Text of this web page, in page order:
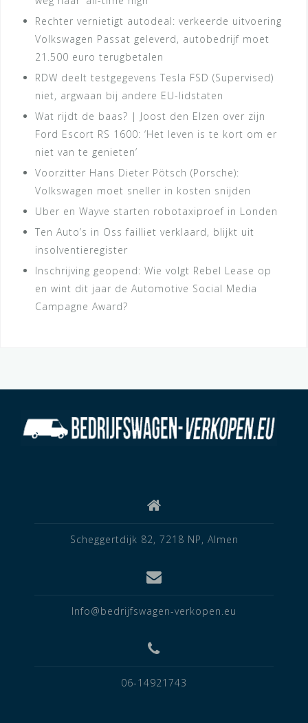
Rechter vernietigt autodeal: verkeerde uitvoering
Volkswagen Passat geleverd, autobedrijf moet
21.500 euro terugbetalen
RDW deelt testgegevens Tesla FSD (Supervised)
niet, argwaan bij andere EU-lidstaten
Wat rijdt de baas? | Joost den Elzen over zijn
Ford Escort RS 1600: ‘Het leven is te kort om er
niet van te genieten’
Voorzitter Hans Dieter Pötsch (Porsche):
Volkswagen moet sneller in kosten snijden
Uber en Wayve starten robotaxiproef in Londen
Ten Auto’s in Oss failliet verklaard, blijkt uit
insolventieregister
Inschrijving geopend: Wie volgt Rebel Lease op
en wint dit jaar de Automotive Social Media
Campagne Award?
Scheggertdijk 82, 7218 NP, Almen
Info@bedrijfswagen-verkopen.eu
06-14921743